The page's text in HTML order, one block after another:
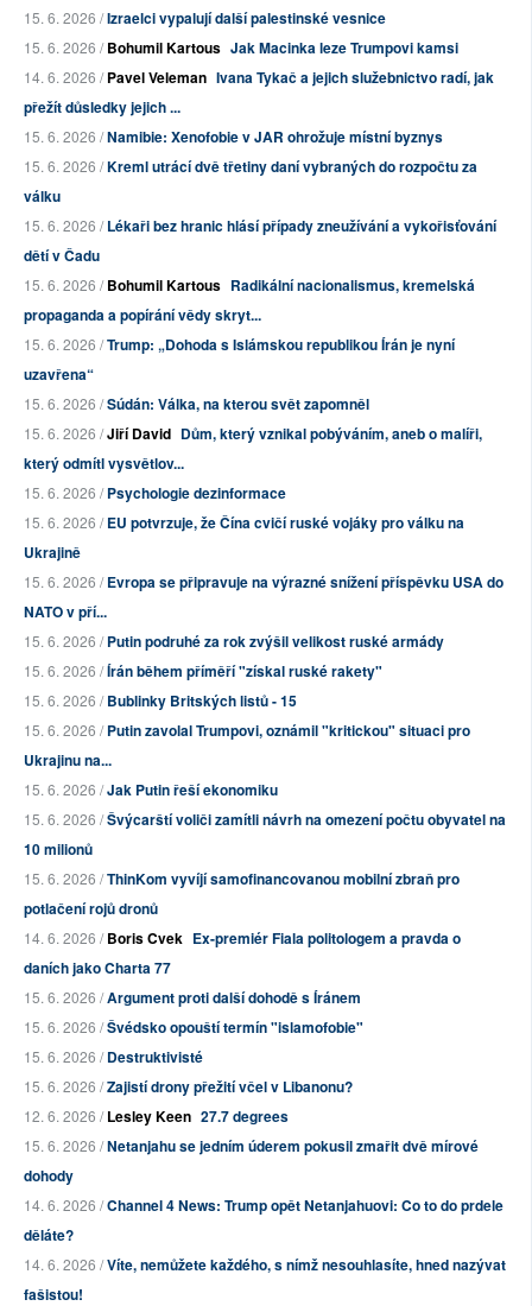
15. 6. 2026 /Izraelci vypalují další palestinské vesnice
15. 6. 2026 /Bohumil Kartous Jak Macinka leze Trumpovi kamsi
14. 6. 2026 /Pavel Veleman Ivana Tykač a jejich služebnictvo radí, jak
přežít důsledky jejich ...
15. 6. 2026 /Namibie: Xenofobie v JAR ohrožuje místní byznys
15. 6. 2026 /Kreml utrácí dvě třetiny daní vybraných do rozpočtu za
válku
15. 6. 2026 /Lékaři bez hranic hlásí případy zneužívání a vykořisťování
dětí v Čadu
15. 6. 2026 /Bohumil Kartous Radikální nacionalismus, kremelská
propaganda a popírání vědy skryt...
15. 6. 2026 /Trump: „Dohoda s Islámskou republikou Írán je nyní
uzavřena“
15. 6. 2026 /Súdán: Válka, na kterou svět zapomněl
15. 6. 2026 /Jiří David Dům, který vznikal pobýváním, aneb o malíři,
který odmítl vysvětlov...
15. 6. 2026 /Psychologie dezinformace
15. 6. 2026 /EU potvrzuje, že Čína cvičí ruské vojáky pro válku na
Ukrajině
15. 6. 2026 /Evropa se připravuje na výrazné snížení příspěvku USA do
NATO v pří...
15. 6. 2026 /Putin podruhé za rok zvýšil velikost ruské armády
15. 6. 2026 /Írán během příměří "získal ruské rakety"
15. 6. 2026 /Bublinky Britských listů - 15
15. 6. 2026 /Putin zavolal Trumpovi, oznámil "kritickou" situaci pro
Ukrajinu na...
15. 6. 2026 /Jak Putin řeší ekonomiku
15. 6. 2026 /Švýcarští voliči zamítli návrh na omezení počtu obyvatel na
10 milionů
15. 6. 2026 /ThinKom vyvíjí samofinancovanou mobilní zbraň pro
potlačení rojů dronů
14. 6. 2026 /Boris Cvek Ex-premiér Fiala politologem a pravda o
daních jako Charta 77
15. 6. 2026 /Argument proti další dohodě s Íránem
15. 6. 2026 /Švédsko opouští termín "islamofobie"
15. 6. 2026 /Destruktivisté
15. 6. 2026 /Zajistí drony přežití včel v Libanonu?
12. 6. 2026 /Lesley Keen 27.7 degrees
15. 6. 2026 /Netanjahu se jedním úderem pokusil zmařit dvě mírové
dohody
14. 6. 2026 /Channel 4 News: Trump opět Netanjahuovi: Co to do prdele
děláte?
14. 6. 2026 /Víte, nemůžete každého, s nímž nesouhlasíte, hned nazývat
fašistou!